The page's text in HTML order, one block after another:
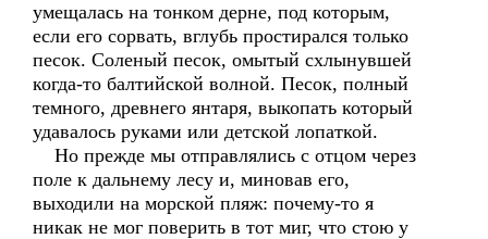
умещалась на тонком дерне, под которым,
если его сорвать, вглубь простирался только
песок. Соленый песок, омытый схлынувшей
когда-то балтийской волной. Песок, полный
темного, древнего янтаря, выкопать который
удавалось руками или детской лопаткой.
Но прежде мы отправлялись с отцом через
поле к дальнему лесу и, миновав его,
выходили на морской пляж: почему-то я
никак не мог поверить в тот миг, что стою у